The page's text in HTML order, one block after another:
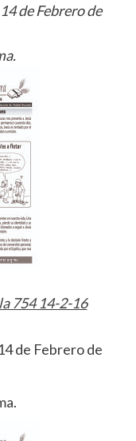
de Febrero de
754 14-2-16
de Febrero de